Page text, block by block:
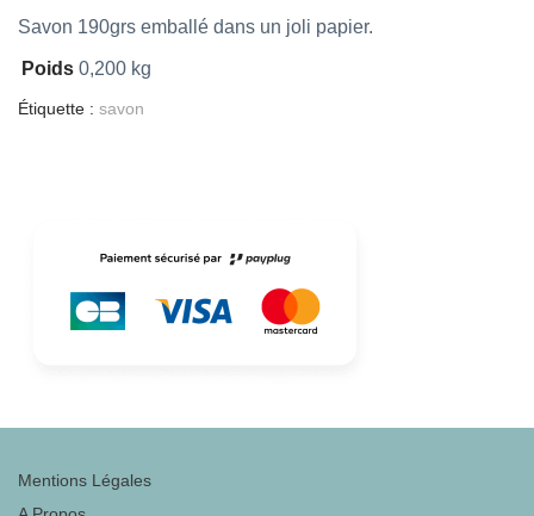
Savon 190grs emballé dans un joli papier.
Poids 0,200 kg
Étiquette : savon
Mentions Légales